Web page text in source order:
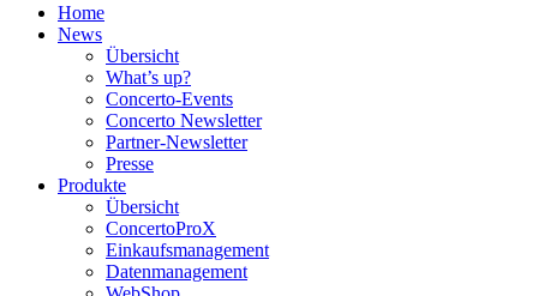
Home
News
Übersicht
What’s up?
Concerto-Events
Concerto Newsletter
Partner-Newsletter
Presse
Produkte
Übersicht
ConcertoProX
Einkaufsmanagement
Datenmanagement